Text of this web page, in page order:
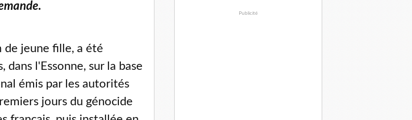
de jeune fille, a été
l'Essonne, sur la base
émis par les autorités
jours du génocide
Publicité